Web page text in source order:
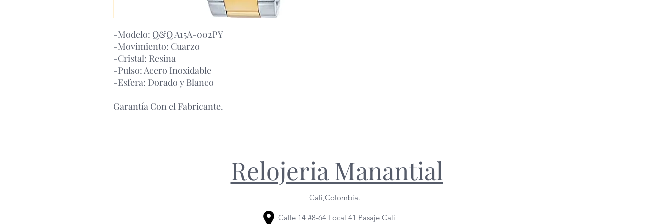
-Modelo: Q&Q A15A-002PY
-Movimiento: Cuarzo
-Cristal: Resina
-Pulso: Acero Inoxidable
-Esfera: Dorado y Blanco
Garantía Con el Fabricante.
Relojeria Manantial
Cali,Colombia.
Calle 14 #8-64 Local 41 Pasaje Cali